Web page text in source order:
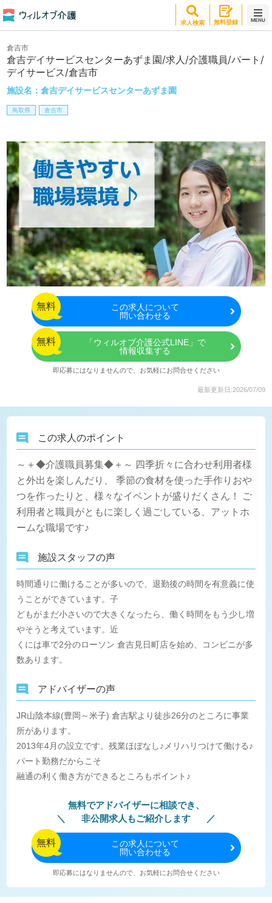
求人検索 無料登録 MENU
倉吉デイサービスセンターあずま園/求人/介護職員/パート/
デイサービス/倉吉市
施設名：倉吉デイサービスセンターあずま園
倉吉市
鳥取県 倉吉市
無料 この求人について
問い合わせる
無料
「ウィルオブ介護公式LINE」で
情報収集する
即応募にはなりませんので、お気軽にお問合せください
最新更新日:2026/07/09
この求人のポイント
～＋◆介護職員募集◆＋～ 四季折々に合わせ利用者様
と外出を楽しんだり、 季節の食材を使った手作りおや
つを作ったりと、様々なイベントが盛りだくさん！ ご
利用者と職員がともに楽しく過ごしている、アットホ
ームな職場です♪
施設スタッフの声
時間通りに働けることが多いので、退勤後の時間を有意義に使
うことができています。子
どもがまだ小さいので大きくなったら、働く時間をもう少し増
やそうと考えています。近
くには車で2分のローソン 倉吉見日町店を始め、コンビニが多
数あります。
アドバイザーの声
JR山陰本線(豊岡～米子) 倉吉駅より徒歩26分のところに事業
所があります。
2013年4月の設立です。残業ほぼなし♪メリハリつけて働ける♪
パート勤務だからこそ
融通の利く働き方ができるところもポイント♪
無料でアドバイザーに相談でき、
非公開求人もご紹介します
無料 この求人について
問い合わせる
即応募にはなりませんので、お気軽にお問合せください